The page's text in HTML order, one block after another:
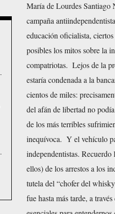
María de Lourdes Santiago
campaña
educación oficialista,
posibles los mitos sobre la
compatriotas. Lejos de la
estaría condenada a la
cientos de miles:
del afán de libertad no
de los más terribles
inequívoca. Y el vehículo
independentistas.
ellos) de los arrestos a los
tutela del “chofer del
fue hasta más tarde, a